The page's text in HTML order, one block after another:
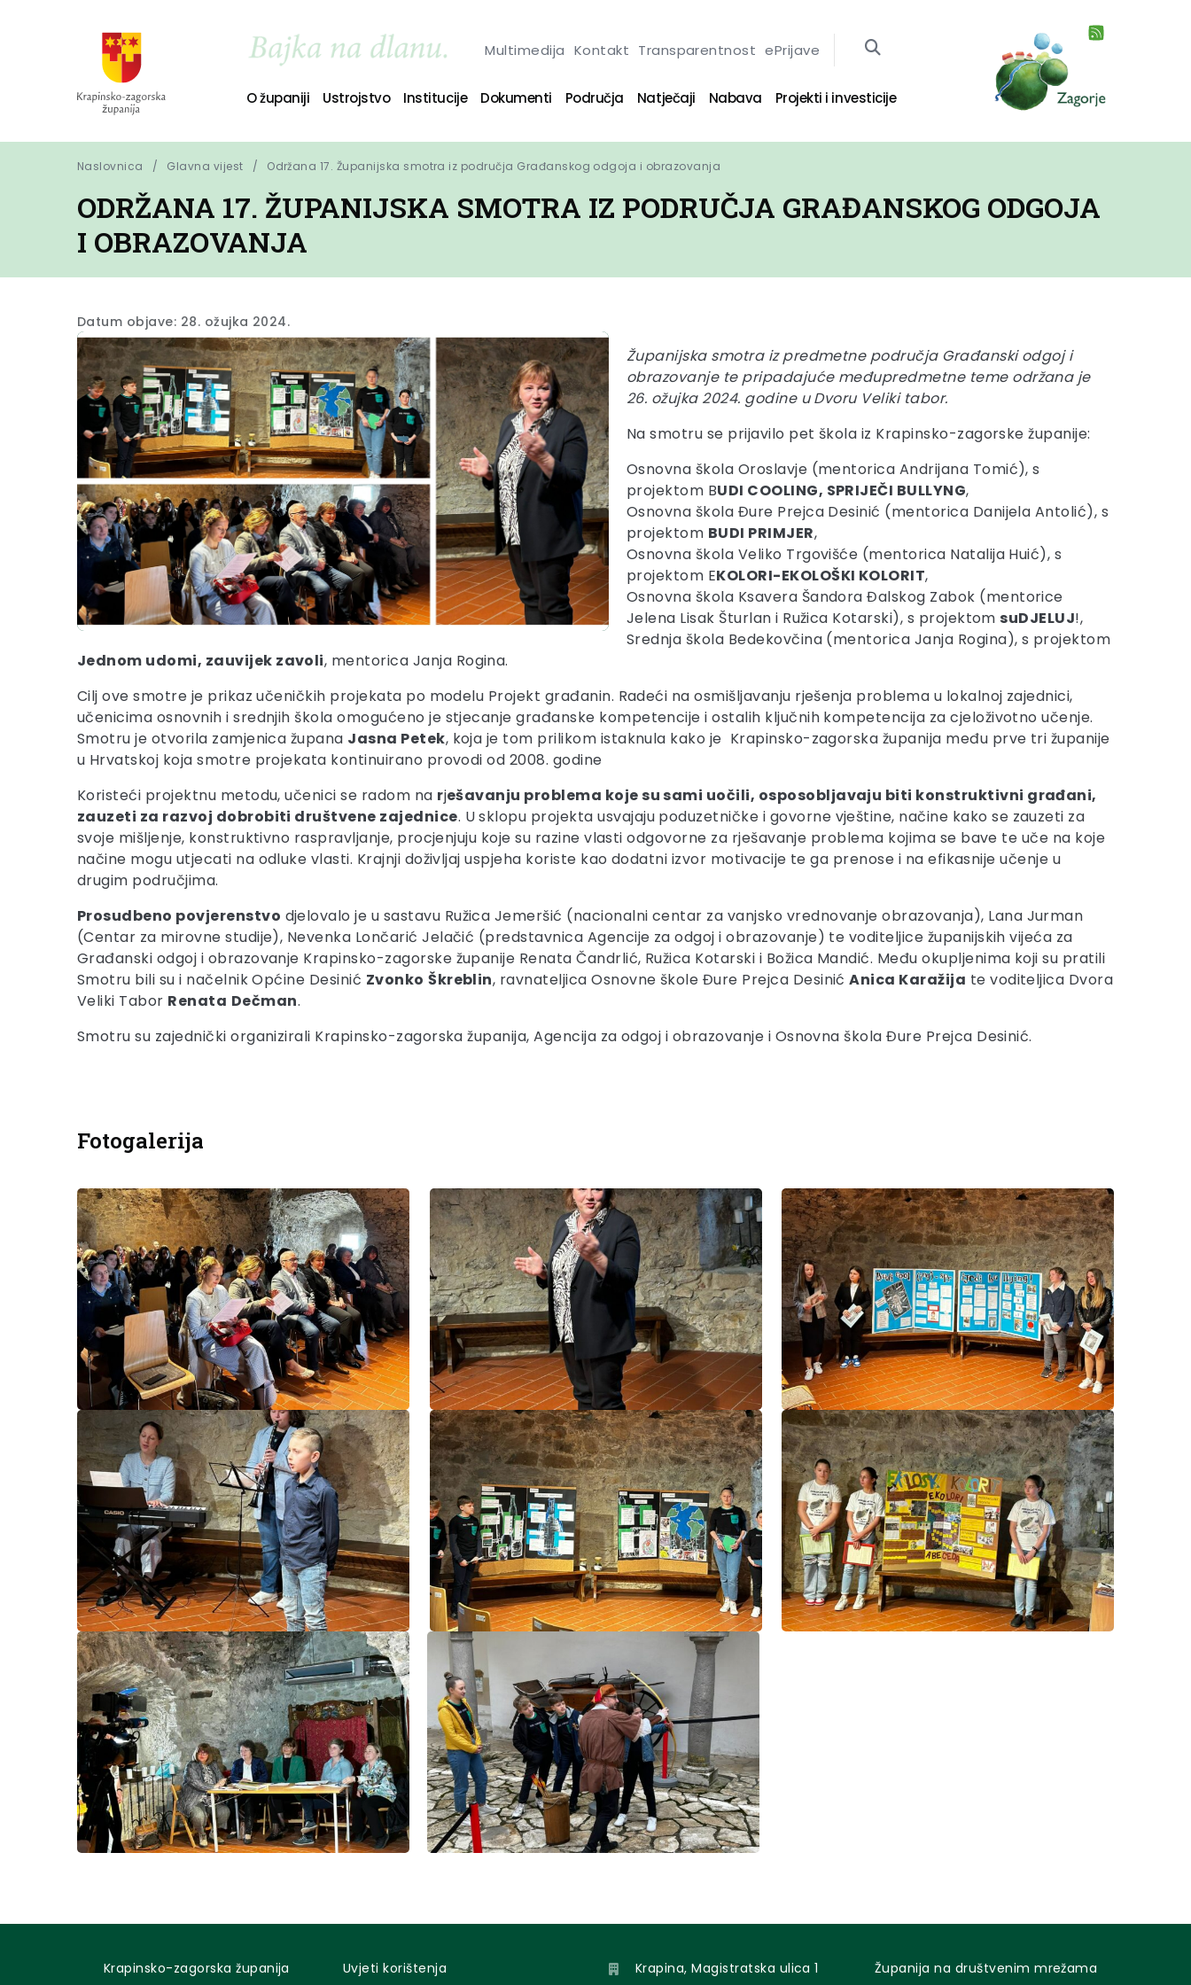
Multimedija Kontakt Transparentnost ePrijave
O županiji Ustrojstvo Institucije Dokumenti Područja Natječaji Nabava Projekti i investicije
Naslovnica Glavna vijest Održana 17. Županijska smotra iz područja Građanskog odgoja i obrazovanja
ODRŽANA 17. ŽUPANIJSKA SMOTRA IZ PODRUČJA GRAĐANSKOG ODGOJA
I OBRAZOVANJA
Datum objave: 28. ožujka 2024.
Županijska smotra iz predmetne područja Građanski odgoj i
obrazovanje te pripadajuće međupredmetne teme održana je
26. ožujka 2024. godine u Dvoru Veliki tabor.
Na smotru se prijavilo pet škola iz Krapinsko-zagorske županije:
Osnovna škola Oroslavje (mentorica Andrijana Tomić), s
projektom BUDI COOLING, SPRIJEČI BULLYNG,
Osnovna škola Đure Prejca Desinić (mentorica Danijela Antolić), s
projektom BUDI PRIMJER,
Osnovna škola Veliko Trgovišće (mentorica Natalija Huić), s
projektom EKOLORI-EKOLOŠKI KOLORIT,
Osnovna škola Ksavera Šandora Đalskog Zabok (mentorice
Jelena Lisak Šturlan i Ružica Kotarski), s projektom suDJELUJ!,
Srednja škola Bedekovčina (mentorica Janja Rogina), s projektom
Jednom udomi, zauvijek zavoli, mentorica Janja Rogina.
Cilj ove smotre je prikaz učeničkih projekata po modelu Projekt građanin. Radeći na osmišljavanju rješenja problema u lokalnoj zajednici,
učenicima osnovnih i srednjih škola omogućeno je stjecanje građanske kompetencije i ostalih ključnih kompetencija za cjeloživotno učenje.
Smotru je otvorila zamjenica župana Jasna Petek, koja je tom prilikom istaknula kako je Krapinsko-zagorska županija među prve tri županije
u Hrvatskoj koja smotre projekata kontinuirano provodi od 2008. godine
Koristeći projektnu metodu, učenici se radom na rješavanju problema koje su sami uočili, osposobljavaju biti konstruktivni građani,
zauzeti za razvoj dobrobiti društvene zajednice. U sklopu projekta usvajaju poduzetničke i govorne vještine, načine kako se zauzeti za
svoje mišljenje, konstruktivno raspravljanje, procjenjuju koje su razine vlasti odgovorne za rješavanje problema kojima se bave te uče na koje
načine mogu utjecati na odluke vlasti. Krajnji doživljaj uspjeha koriste kao dodatni izvor motivacije te ga prenose i na efikasnije učenje u
drugim područjima.
Prosudbeno povjerenstvo djelovalo je u sastavu Ružica Jemeršić (nacionalni centar za vanjsko vrednovanje obrazovanja), Lana Jurman
(Centar za mirovne studije), Nevenka Lončarić Jelačić (predstavnica Agencije za odgoj i obrazovanje) te voditeljice županijskih vijeća za
Građanski odgoj i obrazovanje Krapinsko-zagorske županije Renata Čandrlić, Ružica Kotarski i Božica Mandić. Među okupljenima koji su pratili
Smotru bili su i načelnik Općine Desinić Zvonko Škreblin, ravnateljica Osnovne škole Đure Prejca DesinićAnica Karažija te voditeljica Dvora
Veliki Tabor Renata Dečman.
Smotru su zajednički organizirali Krapinsko-zagorska županija, Agencija za odgoj i obrazovanje i Osnovna škola Đure Prejca Desinić.
Fotogalerija
Krapinsko-zagorska županija Uvjeti korištenja Krapina, Magistratska ulica 1 Županija na društvenim mrežama